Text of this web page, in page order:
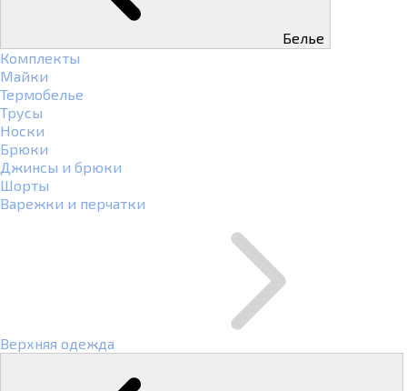
Белье
Комплекты
Майки
Термобелье
Трусы
Носки
Брюки
Джинсы и брюки
Шорты
Варежки и перчатки
Верхняя одежда